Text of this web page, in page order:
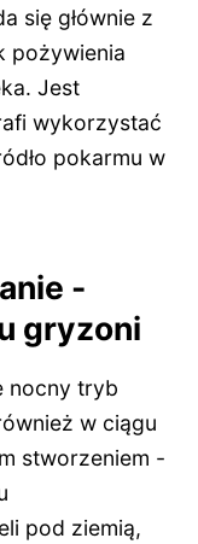
się głównie z
pożywienia
Jest
wykorzystać
pokarmu w
-
gryzoni
nocny tryb
w ciągu
stworzeniem -
pod ziemią,